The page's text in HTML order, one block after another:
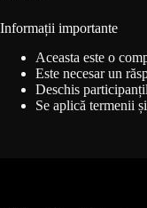
Informații importante
Aceasta este o
Este necesar un
Deschis
Se aplică termenii